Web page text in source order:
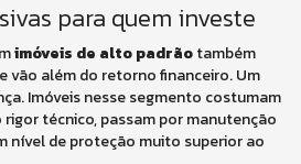
para quem investe
imóveis de alto padrãotambém
vão além do retorno financeiro. Um
Imóveis nesse segmento costumam
técnico, passam por manutenção
nível de proteção muito superior ao